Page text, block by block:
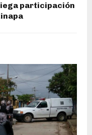
participación